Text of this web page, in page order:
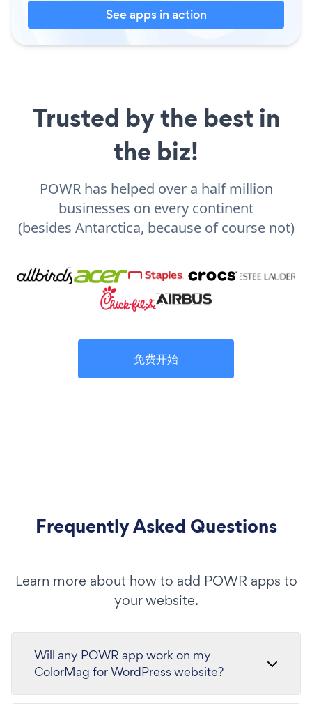
See apps in action
Trusted by the best in
the biz!
POWR has helped over a half million
businesses on every continent
(besides Antarctica, because of course not)
免费开始
Frequently Asked Questions
Learn more about how to add POWR apps to
your website.
Will any POWR app work on my
ColorMag for WordPress website?